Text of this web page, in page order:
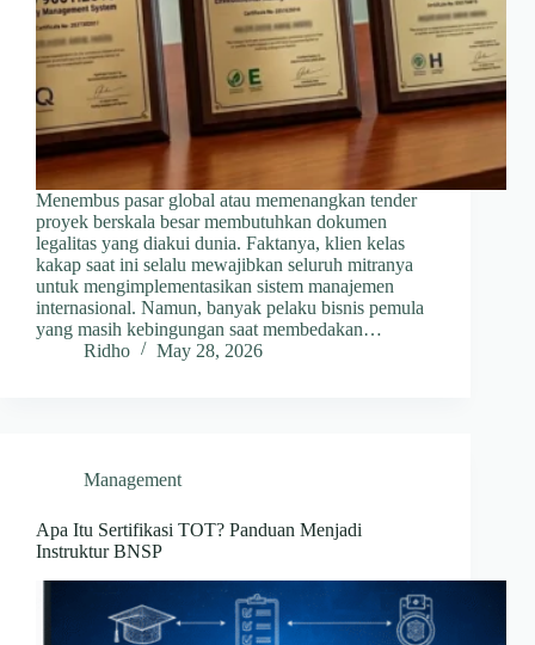
Menembus pasar global atau memenangkan tender
proyek berskala besar membutuhkan dokumen
legalitas yang diakui dunia. Faktanya, klien kelas
kakap saat ini selalu mewajibkan seluruh mitranya
untuk mengimplementasikan sistem manajemen
internasional. Namun, banyak pelaku bisnis pemula
yang masih kebingungan saat membedakan…
Ridho
May 28, 2026
Management
Apa Itu Sertifikasi TOT? Panduan Menjadi
Instruktur BNSP